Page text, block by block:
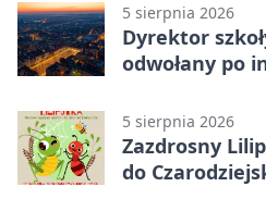
5 sierpnia 2026
Dyrektor
odwołany po
5 sierpnia 2026
Zazdrosny
do